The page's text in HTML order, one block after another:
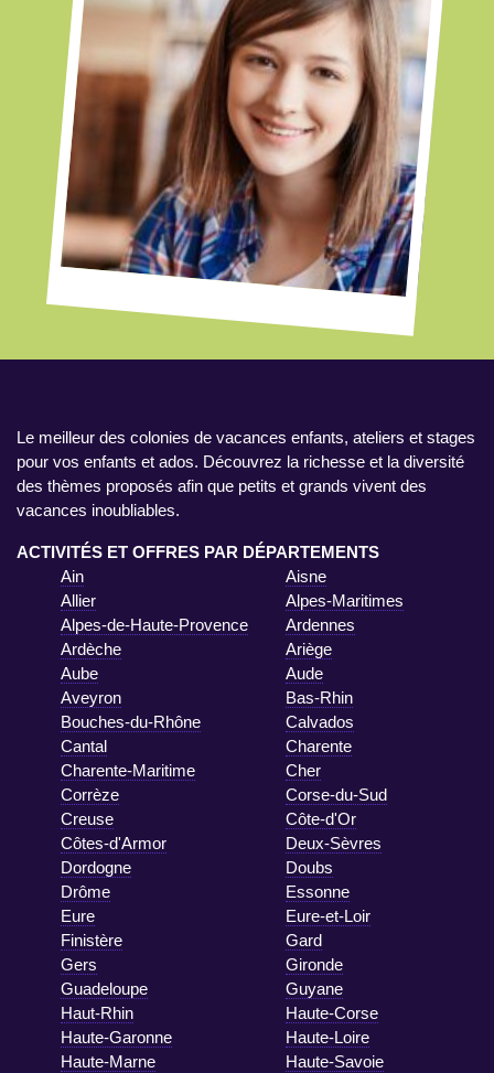
Le meilleur des colonies de vacances enfants, ateliers et stages
pour vos enfants et ados. Découvrez la richesse et la diversité
des thèmes proposés afin que petits et grands vivent des
vacances inoubliables.
ACTIVITÉS ET OFFRES PAR DÉPARTEMENTS
Ain
Aisne
Allier
Alpes-Maritimes
Alpes-de-Haute-Provence
Ardennes
Ardèche
Ariège
Aube
Aude
Aveyron
Bas-Rhin
Bouches-du-Rhône
Calvados
Cantal
Charente
Charente-Maritime
Cher
Corrèze
Corse-du-Sud
Creuse
Côte-d'Or
Côtes-d'Armor
Deux-Sèvres
Dordogne
Doubs
Drôme
Essonne
Eure
Eure-et-Loir
Finistère
Gard
Gers
Gironde
Guadeloupe
Guyane
Haut-Rhin
Haute-Corse
Haute-Garonne
Haute-Loire
Haute-Marne
Haute-Savoie